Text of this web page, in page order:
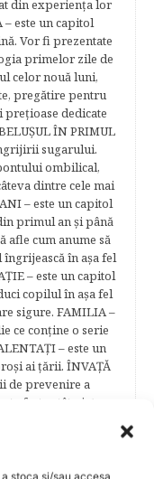
stoca și/sau accesa
din experienţa lor
– este un capitol
Vor fi prezentate
primelor zile de
celor nouă luni,
pregătire pentru
dedicate
ÎN PRIMUL
sugarului.
ombilical,
dintre cele mai
– este un capitol
primul an şi până
afle cum anume să
în aşa fel
– este un capitol
copilul în aşa fel
sigure. FAMILIA –
ce conţine o serie
– este un
ai țării. ÎNVAŢĂ
de prevenire a
afecta atât viaţa